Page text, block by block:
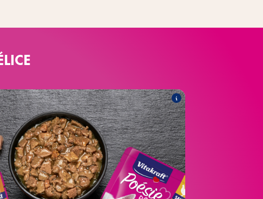
Poésie
®
DÉLICE JUNIOR
Linija vključuje naslednje izdelke:
Poésie
®
DÉLICE JUNIOR s piščancem
Poésie
®
DÉLICE JUNIOR s puranom